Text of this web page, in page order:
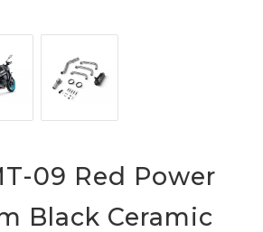
09 Red Power
Black Ceramic